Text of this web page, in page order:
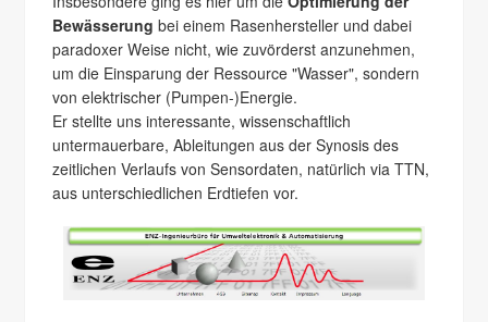
Bewässerung bei einem Rasenhersteller und dabei
paradoxer Weise nicht, wie zuvörderst anzunehmen,
um die Einsparung der Ressource "Wasser", sondern
von elektrischer (Pumpen-)Energie.
Er stellte uns interessante, wissenschaftlich
untermauerbare, Ableitungen aus der Synosis des
zeitlichen Verlaufs von Sensordaten, natürlich via TTN,
aus unterschiedlichen Erdtiefen vor.